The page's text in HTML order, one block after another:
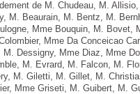
de M. Chudeau, M.
M. Beaurain, M. Bentz, M.
Mme Bouquin, M. Bovet,
Mme Da Conceicao
M. Dessigny, Mme Diaz, Mme
M. Evrard, M. Falcon, M.
M. Giletti, M. Gillet, M.
Mme Griseti, M. Guibert, M.